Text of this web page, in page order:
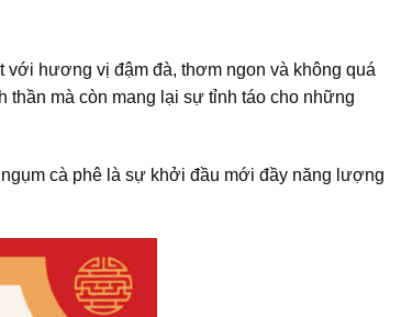
với hương vị đậm đà, thơm ngon và không quá
mà còn mang lại sự tỉnh táo cho những
cà phê là sự khởi đầu mới đầy năng lượng